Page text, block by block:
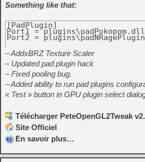
Something like that:
[PadPlugin]
Port1 = plugins\padPokopom.dll
Port2 =
– AddxBRZ Texture Scaler
– Updated pad plugin hack
– Fixed pooling bug.
– Added ability to run pad plugins
« Test » button in GPU plugin select
Télécharger PeteOpenGL2Tweak
Site Officiel
En savoir plus…